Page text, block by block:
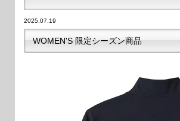
2025.07.19
WOMEN'S 限定シーズン商品